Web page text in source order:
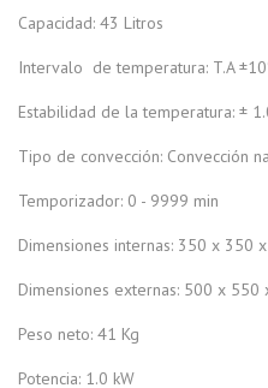
Capacidad: 43 Litros
Intervalo de temperatura: T.A
Estabilidad de la temperatura: ±
Tipo de convección: Convección
Temporizador: 0 - 9999 min
Dimensiones internas: 350 x 350
Dimensiones externas: 500 x 550
Peso neto: 41 Kg
Potencia: 1.0 kW